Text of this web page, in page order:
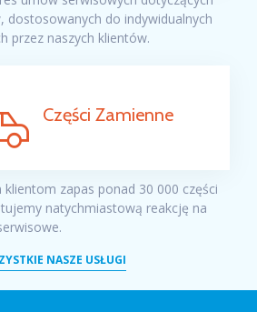
dostosowanych do indywidualnych
przez naszych klientów.
Części Zamienne
zapas ponad 30 000 części
natychmiastową reakcję na
NASZE USŁUGI